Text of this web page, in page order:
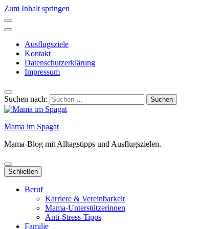
Zum Inhalt springen
Ausflugsziele
Kontakt
Datenschutzerklärung
Impressum
Suchen nach:
Mama im Spagat
Mama-Blog mit Alltagstipps und Ausflugszielen.
Schließen
Beruf
Karriere & Vereinbarkeit
Mama-Unterstützerinnen
Anti-Stress-Tipps
Familie